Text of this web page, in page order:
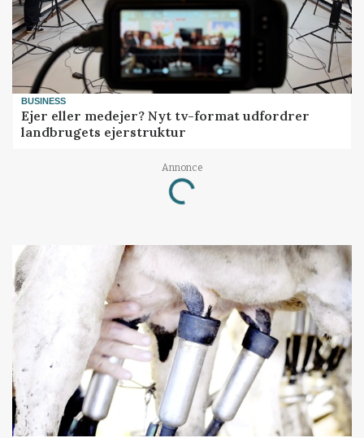
BUSINESS
Ejer eller medejer? Nyt tv-format udfordrer
landbrugets ejerstruktur
Annonce
Loading...